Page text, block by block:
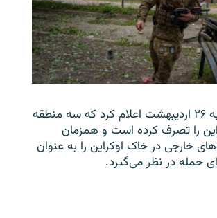
روسیه روز چهارشنبه ۲۶ اردیبهشت اعلام کرد که سه منطقه
را تصرف کرده است و همزمان
خارجی در خاک اوکراین را به عنوان
حمله در نظر می‌گیرد.